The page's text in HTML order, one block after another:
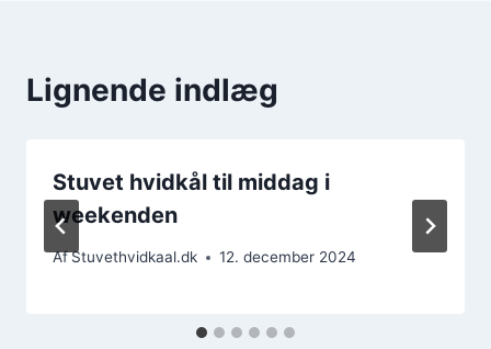
Lignende indlæg
Stuvet hvidkål til middag i
weekenden
AfStuvethvidkaal.dk 12. december 2024